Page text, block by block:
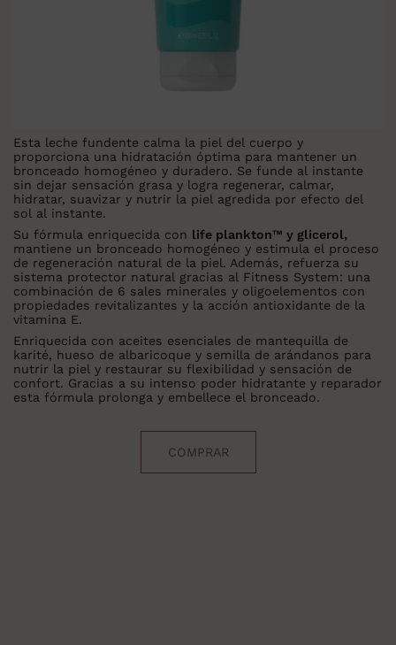
Esta leche fundente calma la piel del cuerpo y
proporciona una hidratación óptima para mantener un
bronceado homogéneo y duradero. Se funde al instante
sin dejar sensación grasa y logra regenerar, calmar,
hidratar, suavizar y nutrir la piel agredida por efecto del
sol al instante.
Su fórmula enriquecida con life plankton™ y glicerol,
mantiene un bronceado homogéneo y estimula el proceso
de regeneración natural de la piel. Además, refuerza su
sistema protector natural gracias al Fitness System: una
combinación de 6 sales minerales y oligoelementos con
propiedades revitalizantes y la acción antioxidante de la
vitamina E.
Enriquecida con aceites esenciales de mantequilla de
karité, hueso de albaricoque y semilla de arándanos para
nutrir la piel y restaurar su flexibilidad y sensación de
confort. Gracias a su intenso poder hidratante y reparador
esta fórmula prolonga y embellece el bronceado.
COMPRAR